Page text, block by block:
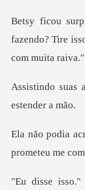
fazendo? Tire
promete